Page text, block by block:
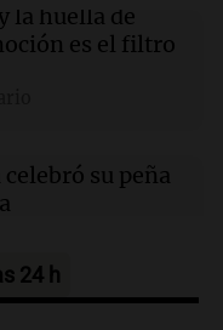
la huella de
es el filtro
su peña
en Mendoza:
24 h